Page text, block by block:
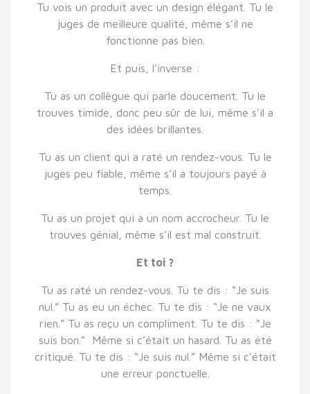
Tu vois un produit avec un design élégant. Tu le
juges de meilleure qualité, même s’il ne
fonctionne pas bien.
Et puis, l’inverse :
Tu as un collègue qui parle doucement. Tu le
trouves timide, donc peu sûr de lui, même s’il a
des idées brillantes.
Tu as un client qui a raté un rendez-vous. Tu le
juges peu fiable, même s’il a toujours payé à
temps.
Tu as un projet qui a un nom accrocheur. Tu le
trouves génial, même s’il est mal construit.
Et toi ?
Tu as raté un rendez-vous. Tu te dis : “Je suis
nul.” Tu as eu un échec. Tu te dis : “Je ne vaux
rien.” Tu as reçu un compliment. Tu te dis : “Je
suis bon.” Même si c’était un hasard. Tu as été
critiqué. Tu te dis : “Je suis nul.” Même si c’était
une erreur ponctuelle.